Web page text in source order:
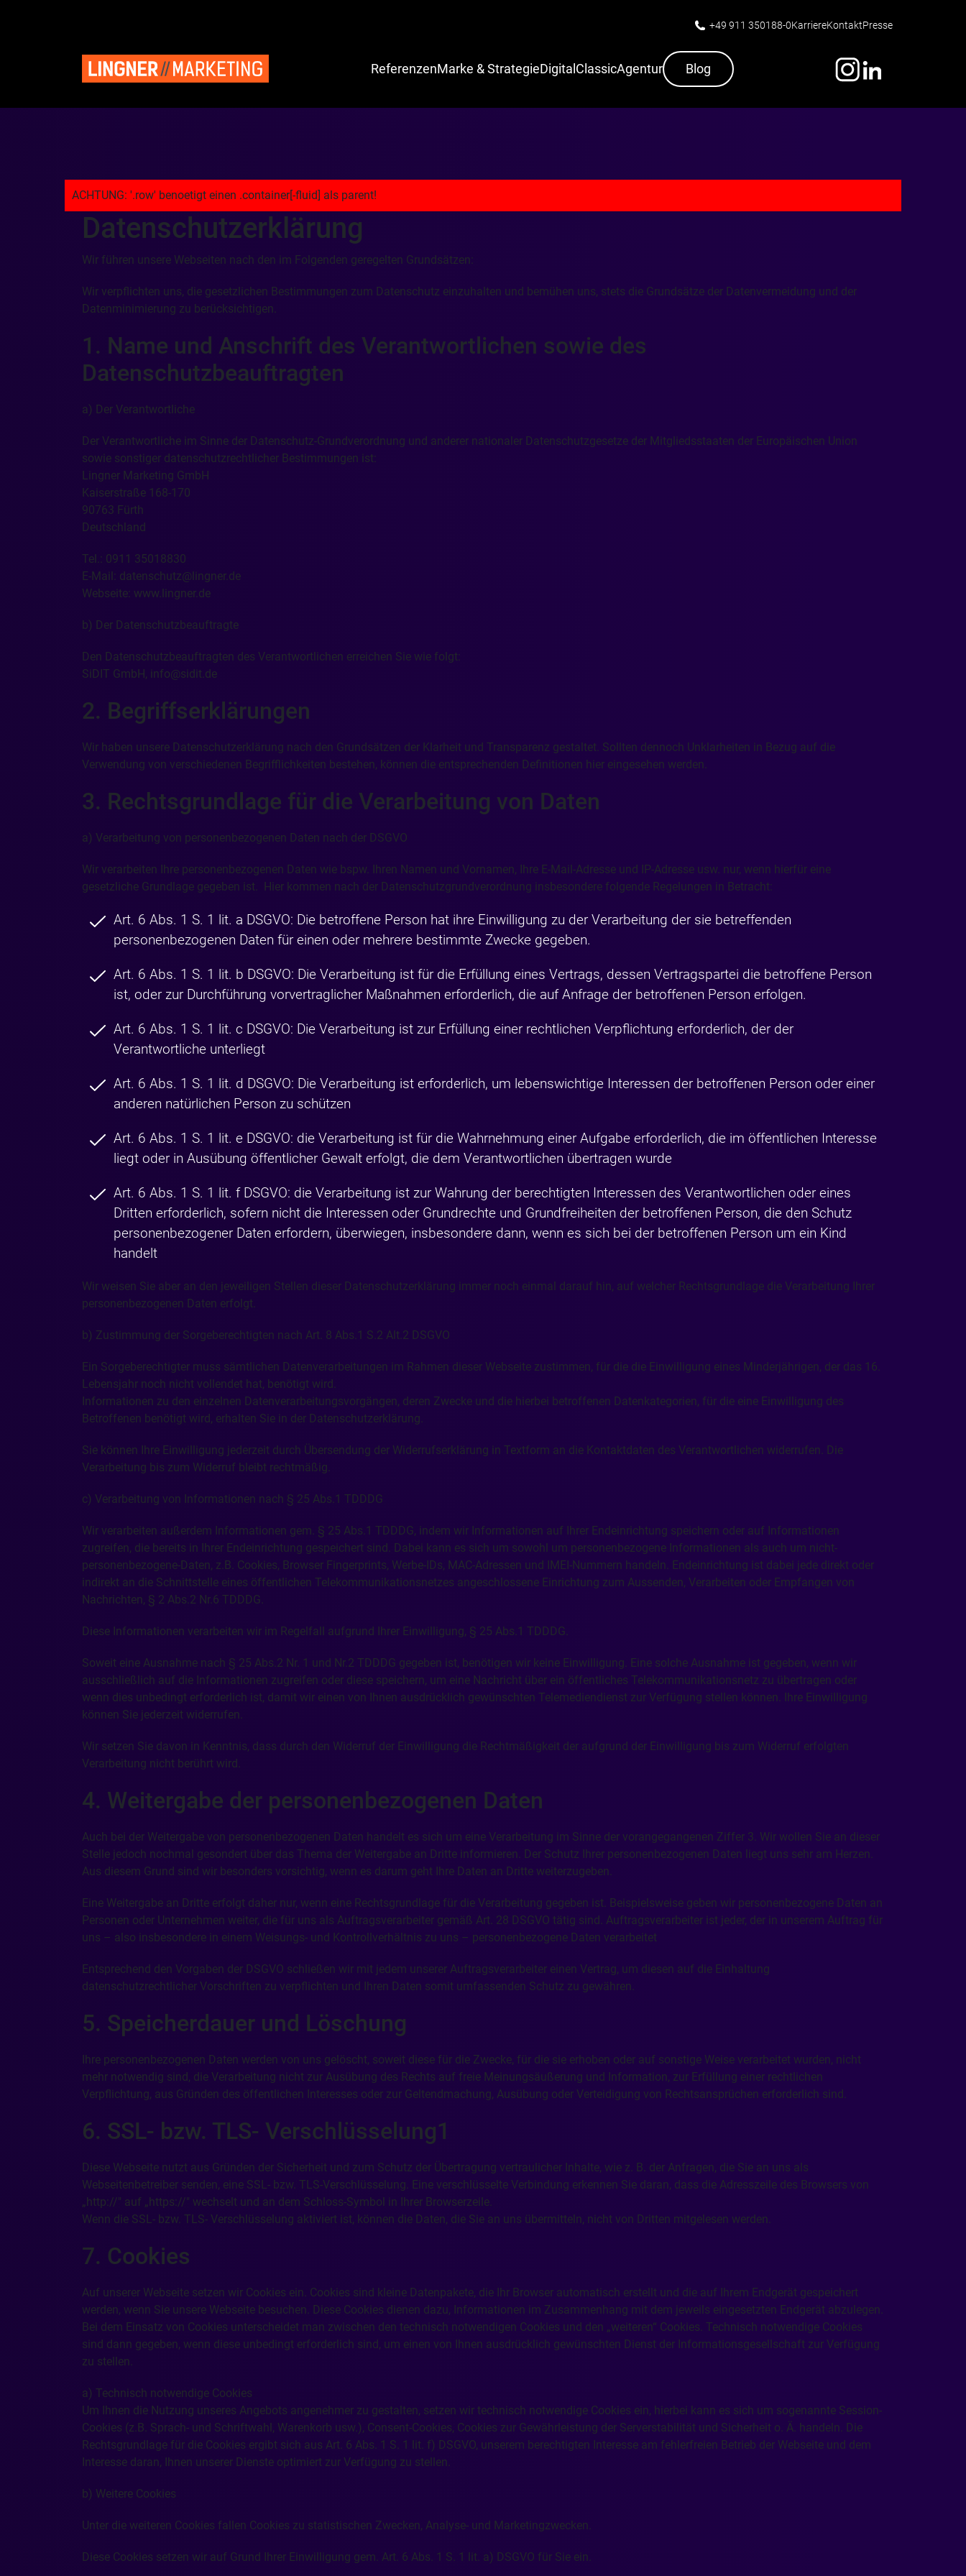
+49 911 350188-0KarriereKontaktPresse
ReferenzenMarke & StrategieDigital ClassicAgentur Blog
Datenschutzerklärung
Wir führen unsere Webseiten nach den im Folgenden geregelten Grundsätzen:
Wir verpflichten uns, die gesetzlichen Bestimmungen zum Datenschutz einzuhalten und bemühen uns, stets die Grundsätze der Datenvermeidung und der
Datenminimierung zu berücksichtigen.
1. Name und Anschrift des Verantwortlichen sowie des
Datenschutzbeauftragten
a) Der Verantwortliche
Der Verantwortliche im Sinne der Datenschutz-Grundverordnung und anderer nationaler Datenschutzgesetze der Mitgliedsstaaten der Europäischen Union
sowie sonstiger datenschutzrechtlicher Bestimmungen ist:
Lingner Marketing GmbH
Kaiserstraße 168-170
90763 Fürth
Deutschland
Tel.: 0911 35018830
E-Mail: datenschutz@lingner.de
Webseite: www.lingner.de
b) Der Datenschutzbeauftragte
Den Datenschutzbeauftragten des Verantwortlichen erreichen Sie wie folgt:
SiDIT GmbH, info@sidit.de
2. Begriffserklärungen
Wir haben unsere Datenschutzerklärung nach den Grundsätzen der Klarheit und Transparenz gestaltet. Sollten dennoch Unklarheiten in Bezug auf die
Verwendung von verschiedenen Begrifflichkeiten bestehen, können die entsprechenden Definitionen hier eingesehen werden.
3. Rechtsgrundlage für die Verarbeitung von Daten
a) Verarbeitung von personenbezogenen Daten nach der DSGVO
Wir verarbeiten Ihre personenbezogenen Daten wie bspw. Ihren Namen und Vornamen, Ihre E-Mail-Adresse und IP-Adresse usw. nur, wenn hierfür eine
gesetzliche Grundlage gegeben ist. Hier kommen nach der Datenschutzgrundverordnung insbesondere folgende Regelungen in Betracht:
Art. 6 Abs. 1 S. 1 lit. a DSGVO: Die betroffene Person hat ihre Einwilligung zu der Verarbeitung der sie betreffenden
personenbezogenen Daten für einen oder mehrere bestimmte Zwecke gegeben.
Art. 6 Abs. 1 S. 1 lit. b DSGVO: Die Verarbeitung ist für die Erfüllung eines Vertrags, dessen Vertragspartei die betroffene Person
ist, oder zur Durchführung vorvertraglicher Maßnahmen erforderlich, die auf Anfrage der betroffenen Person erfolgen.
Art. 6 Abs. 1 S. 1 lit. c DSGVO: Die Verarbeitung ist zur Erfüllung einer rechtlichen Verpflichtung erforderlich, der der
Verantwortliche unterliegt
Art. 6 Abs. 1 S. 1 lit. d DSGVO: Die Verarbeitung ist erforderlich, um lebenswichtige Interessen der betroffenen Person oder einer
anderen natürlichen Person zu schützen
Art. 6 Abs. 1 S. 1 lit. e DSGVO: die Verarbeitung ist für die Wahrnehmung einer Aufgabe erforderlich, die im öffentlichen Interesse
liegt oder in Ausübung öffentlicher Gewalt erfolgt, die dem Verantwortlichen übertragen wurde
Art. 6 Abs. 1 S. 1 lit. f DSGVO: die Verarbeitung ist zur Wahrung der berechtigten Interessen des Verantwortlichen oder eines
Dritten erforderlich, sofern nicht die Interessen oder Grundrechte und Grundfreiheiten der betroffenen Person, die den Schutz
personenbezogener Daten erfordern, überwiegen, insbesondere dann, wenn es sich bei der betroffenen Person um ein Kind
handelt
Wir weisen Sie aber an den jeweiligen Stellen dieser Datenschutzerklärung immer noch einmal darauf hin, auf welcher Rechtsgrundlage die Verarbeitung Ihrer
personenbezogenen Daten erfolgt.
b) Zustimmung der Sorgeberechtigten nach Art. 8 Abs.1 S.2 Alt.2 DSGVO
Ein Sorgeberechtigter muss sämtlichen Datenverarbeitungen im Rahmen dieser Webseite zustimmen, für die die Einwilligung eines Minderjährigen, der das 16.
Lebensjahr noch nicht vollendet hat, benötigt wird.
Informationen zu den einzelnen Datenverarbeitungsvorgängen, deren Zwecke und die hierbei betroffenen Datenkategorien, für die eine Einwilligung des
Betroffenen benötigt wird, erhalten Sie in der Datenschutzerklärung.
Sie können Ihre Einwilligung jederzeit durch Übersendung der Widerrufserklärung in Textform an die Kontaktdaten des Verantwortlichen widerrufen. Die
Verarbeitung bis zum Widerruf bleibt rechtmäßig.
c) Verarbeitung von Informationen nach § 25 Abs.1 TDDDG
Wir verarbeiten außerdem Informationen gem. § 25 Abs.1 TDDDG, indem wir Informationen auf Ihrer Endeinrichtung speichern oder auf Informationen
zugreifen, die bereits in Ihrer Endeinrichtung gespeichert sind. Dabei kann es sich um sowohl um personenbezogene Informationen als auch um nicht-
personenbezogene-Daten, z.B. Cookies, Browser Fingerprints, Werbe-IDs, MAC-Adressen und IMEI-Nummern handeln. Endeinrichtung ist dabei jede direkt oder
indirekt an die Schnittstelle eines öffentlichen Telekommunikationsnetzes angeschlossene Einrichtung zum Aussenden, Verarbeiten oder Empfangen von
Nachrichten, § 2 Abs.2 Nr.6 TDDDG.
Diese Informationen verarbeiten wir im Regelfall aufgrund Ihrer Einwilligung, § 25 Abs.1 TDDDG.
Soweit eine Ausnahme nach § 25 Abs.2 Nr. 1 und Nr.2 TDDDG gegeben ist, benötigen wir keine Einwilligung. Eine solche Ausnahme ist gegeben, wenn wir
ausschließlich auf die Informationen zugreifen oder diese speichern, um eine Nachricht über ein öffentliches Telekommunikationsnetz zu übertragen oder
wenn dies unbedingt erforderlich ist, damit wir einen von Ihnen ausdrücklich gewünschten Telemediendienst zur Verfügung stellen können. Ihre Einwilligung
können Sie jederzeit widerrufen.
Wir setzen Sie davon in Kenntnis, dass durch den Widerruf der Einwilligung die Rechtmäßigkeit der aufgrund der Einwilligung bis zum Widerruf erfolgten
Verarbeitung nicht berührt wird.
4. Weitergabe der personenbezogenen Daten
Auch bei der Weitergabe von personenbezogenen Daten handelt es sich um eine Verarbeitung im Sinne der vorangegangenen Ziffer 3. Wir wollen Sie an dieser
Stelle jedoch nochmal gesondert über das Thema der Weitergabe an Dritte informieren. Der Schutz Ihrer personenbezogenen Daten liegt uns sehr am Herzen.
Aus diesem Grund sind wir besonders vorsichtig, wenn es darum geht Ihre Daten an Dritte weiterzugeben.
Eine Weitergabe an Dritte erfolgt daher nur, wenn eine Rechtsgrundlage für die Verarbeitung gegeben ist. Beispielsweise geben wir personenbezogene Daten an
Personen oder Unternehmen weiter, die für uns als Auftragsverarbeiter gemäß Art. 28 DSGVO tätig sind. Auftragsverarbeiter ist jeder, der in unserem Auftrag für
uns – also insbesondere in einem Weisungs- und Kontrollverhältnis zu uns – personenbezogene Daten verarbeitet
Entsprechend den Vorgaben der DSGVO schließen wir mit jedem unserer Auftragsverarbeiter einen Vertrag, um diesen auf die Einhaltung
datenschutzrechtlicher Vorschriften zu verpflichten und Ihren Daten somit umfassenden Schutz zu gewähren.
5. Speicherdauer und Löschung
Ihre personenbezogenen Daten werden von uns gelöscht, soweit diese für die Zwecke, für die sie erhoben oder auf sonstige Weise verarbeitet wurden, nicht
mehr notwendig sind, die Verarbeitung nicht zur Ausübung des Rechts auf freie Meinungsäußerung und Information, zur Erfüllung einer rechtlichen
Verpflichtung, aus Gründen des öffentlichen Interesses oder zur Geltendmachung, Ausübung oder Verteidigung von Rechtsansprüchen erforderlich sind.
6. SSL- bzw. TLS- Verschlüsselung1
Diese Webseite nutzt aus Gründen der Sicherheit und zum Schutz der Übertragung vertraulicher Inhalte, wie z. B. der Anfragen, die Sie an uns als
Webseitenbetreiber senden, eine SSL- bzw. TLS-Verschlüsselung. Eine verschlüsselte Verbindung erkennen Sie daran, dass die Adresszeile des Browsers von
„http://" auf „https://" wechselt und an dem Schloss-Symbol in Ihrer Browserzeile.
Wenn die SSL- bzw. TLS- Verschlüsselung aktiviert ist, können die Daten, die Sie an uns übermitteln, nicht von Dritten mitgelesen werden.
7. Cookies
Auf unserer Webseite setzen wir Cookies ein. Cookies sind kleine Datenpakete, die Ihr Browser automatisch erstellt und die auf Ihrem Endgerät gespeichert
werden, wenn Sie unsere Webseite besuchen. Diese Cookies dienen dazu, Informationen im Zusammenhang mit dem jeweils eingesetzten Endgerät abzulegen.
Bei dem Einsatz von Cookies unterscheidet man zwischen den technisch notwendigen Cookies und den „weiteren“ Cookies. Technisch notwendige Cookies
sind dann gegeben, wenn diese unbedingt erforderlich sind, um einen von Ihnen ausdrücklich gewünschten Dienst der Informationsgesellschaft zur Verfügung
zu stellen.
a) Technisch notwendige Cookies
Um Ihnen die Nutzung unseres Angebots angenehmer zu gestalten, setzen wir technisch notwendige Cookies ein, hierbei kann es sich um sogenannte Session-
Cookies (z.B. Sprach- und Schriftwahl, Warenkorb usw.), Consent-Cookies, Cookies zur Gewährleistung der Serverstabilität und Sicherheit o. Ä. handeln. Die
Rechtsgrundlage für die Cookies ergibt sich aus Art. 6 Abs. 1 S. 1 lit. f) DSGVO, unserem berechtigten Interesse am fehlerfreien Betrieb der Webseite und dem
Interesse daran, Ihnen unserer Dienste optimiert zur Verfügung zu stellen.
b) Weitere Cookies
Unter die weiteren Cookies fallen Cookies zu statistischen Zwecken, Analyse- und Marketingzwecken.
Diese Cookies setzen wir auf Grund Ihrer Einwilligung gem. Art. 6 Abs. 1 S. 1 lit. a) DSGVO für Sie ein.